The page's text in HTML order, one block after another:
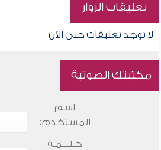
تعليقات الزوار
لا توجد تعليقات حتى الآن
مكتبتك الصوتية
اسم
المستخدم:
كـلـــمـة